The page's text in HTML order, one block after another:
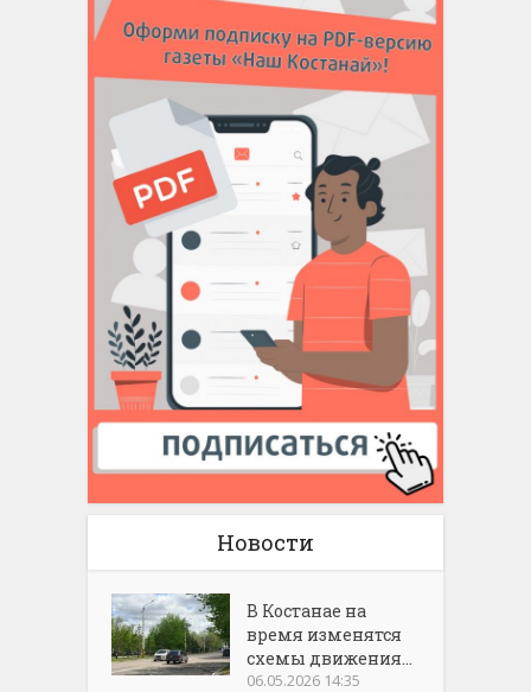
Новости
В Костанае на
время изменятся
схемы движения...
06.05.2026 14:35